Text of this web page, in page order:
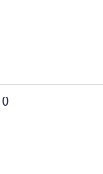
0